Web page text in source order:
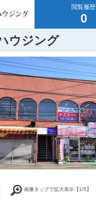
閲覧履歴
0
ウジング
画像タップで拡大表示【1/5】